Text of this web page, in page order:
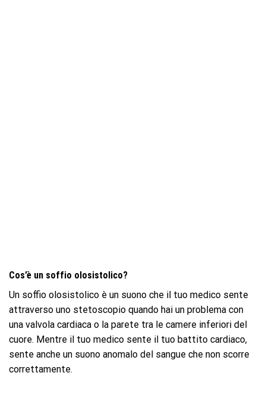
Cos’è un soffio olosistolico?
Un soffio olosistolico è un suono che il tuo medico sente
attraverso uno stetoscopio quando hai un problema con
una valvola cardiaca o la parete tra le camere inferiori del
cuore. Mentre il tuo medico sente il tuo battito cardiaco,
sente anche un suono anomalo del sangue che non scorre
correttamente.